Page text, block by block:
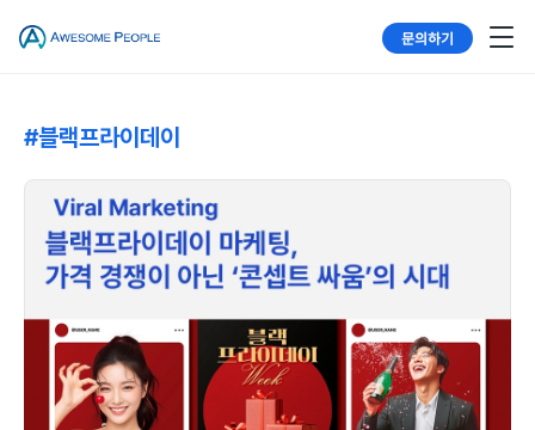
문의하기
#블랙프라이데이